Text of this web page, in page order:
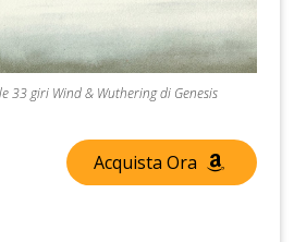
33 giri Wind & Wuthering di Genesis
Acquista Ora